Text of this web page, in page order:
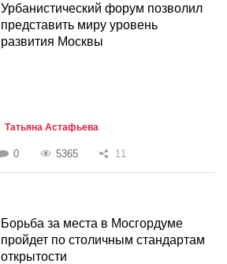
Урбанистический форум позволил
представить миру уровень
развития Москвы
Татьяна Астафьева
0 5365 11
Борьба за места в Мосгордуме
пройдет по столичным стандартам
открытости